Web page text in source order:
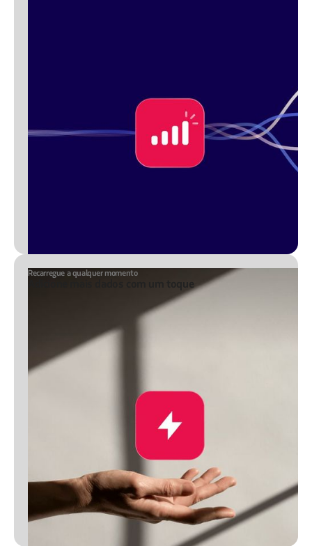
Recarregue a qualquer momento
Adicione mais dados com um toque